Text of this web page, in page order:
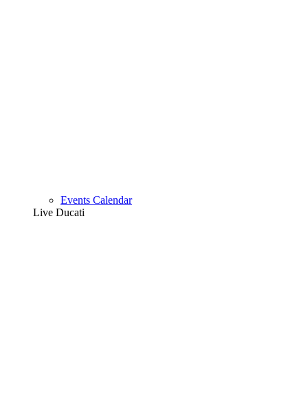
Events Calendar
Live Ducati